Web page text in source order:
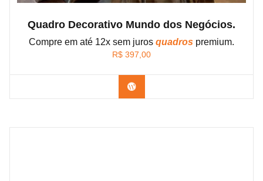
Quadro Decorativo Mundo dos Negócios.
Compre em até 12x sem juros quadros premium.
R$ 397,00
Confira os modelos